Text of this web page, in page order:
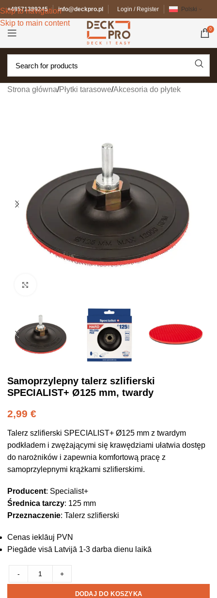
Skip to navigation
Skip to main content
+48571389245 info@deckpro.pl Login / Register Polski
0
Strona główna/Płytki tarasowe/Akcesoria do płytek
Samoprzylepny talerz szlifierski
SPECIALIST+ Ø125 mm, twardy
2,99 €
Talerz szlifierski SPECIALIST+ Ø125 mm z twardym
podkładem i zwężającymi się krawędziami ułatwia dostęp
do narożników i zapewnia komfortową pracę z
samoprzylepnymi krążkami szlifierskimi.
Producent: Specialist+
Średnica tarczy: 125 mm
Przeznaczenie: Talerz szlifierski
Cenas ieklāuj PVN
Piegāde visā Latvijā 1-3 darba dienu laikā
- +
DODAJ DO KOSZYKA